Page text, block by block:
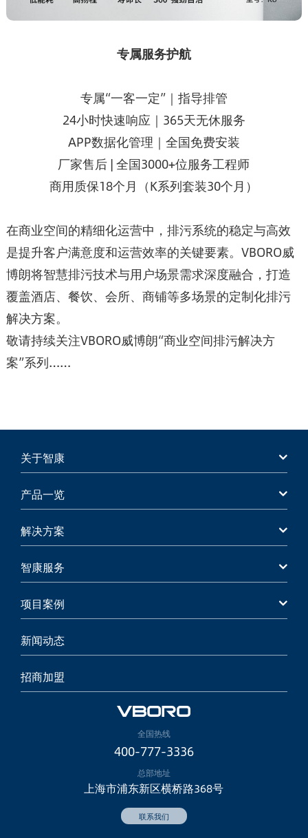
专属服务护航
专属“一客一定”｜指导排管
24小时快速响应｜365天无休服务
APP数据化管理｜全国免费安装
厂家售后 | 全国3000+位服务工程师‌
商用质保18个月（K系列套装30个月）
在商业空间的精细化运营中，排污系统的稳定与高效
是提升客户满意度和运营效率的关键要素。VBORO威
博朗将‌智慧排污技术‌‌与‌用户场景需求‌‌深度融合，打造
覆盖酒店、餐饮、会所、商铺等多场景的定制化排污
解决方案。
敬请持续关注VBORO威博朗“商业空间排污解决方
案”系列……
关于智康
产品一览
解决方案
智康服务
项目案例
新闻动态
招商加盟
全国热线
400-777-3336
总部地址
上海市浦东新区横桥路368号